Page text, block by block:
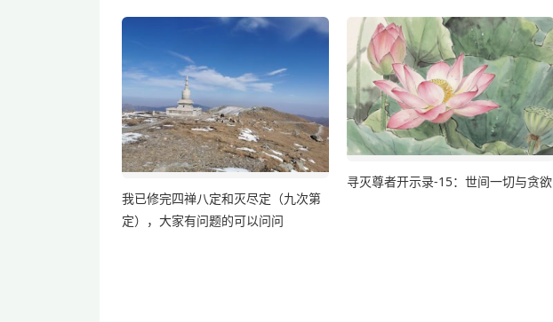
我已修完四禅八定和灭尽定（九次第
定），大家有问题的可以问问
寻灭尊者开示录-15：世间一切与贪欲